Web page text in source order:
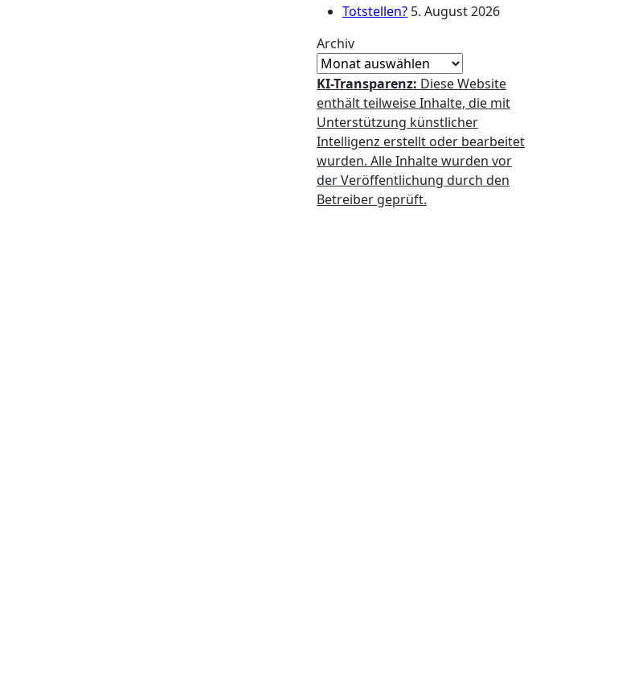
Totstellen? 5. August 2026
Archiv
KI-Transparenz: Diese Website
enthält teilweise Inhalte, die mit
Unterstützung künstlicher
Intelligenz erstellt oder bearbeitet
wurden. Alle Inhalte wurden vor
der Veröffentlichung durch den
Betreiber geprüft.